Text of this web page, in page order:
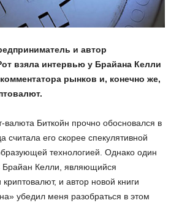
и автор
взяла интервью у Брайана Келли
рынков и, конечно же,
валюта Биткойн прочно обосновался в
считала его скорее спекулятивной
технологией. Однако один
Брайан Келли, являющийся
и автор новой книги
убедил меня разобраться в этом